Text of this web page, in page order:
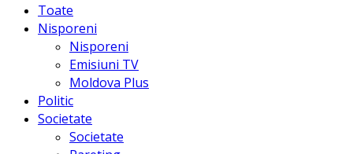
Toate
Nisporeni
Nisporeni
Emisiuni TV
Moldova Plus
Politic
Societate
Societate